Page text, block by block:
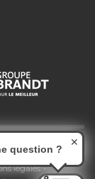
légales
question ?
✕